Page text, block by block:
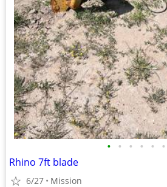
• • • • • •
Rhino 7ft blade
6/27 Mission